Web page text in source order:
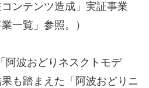
ンテンツ造成」実証事業
一覧」参照。）
阿波おどりネスクトモデ
も踏まえた「阿波おどりニ